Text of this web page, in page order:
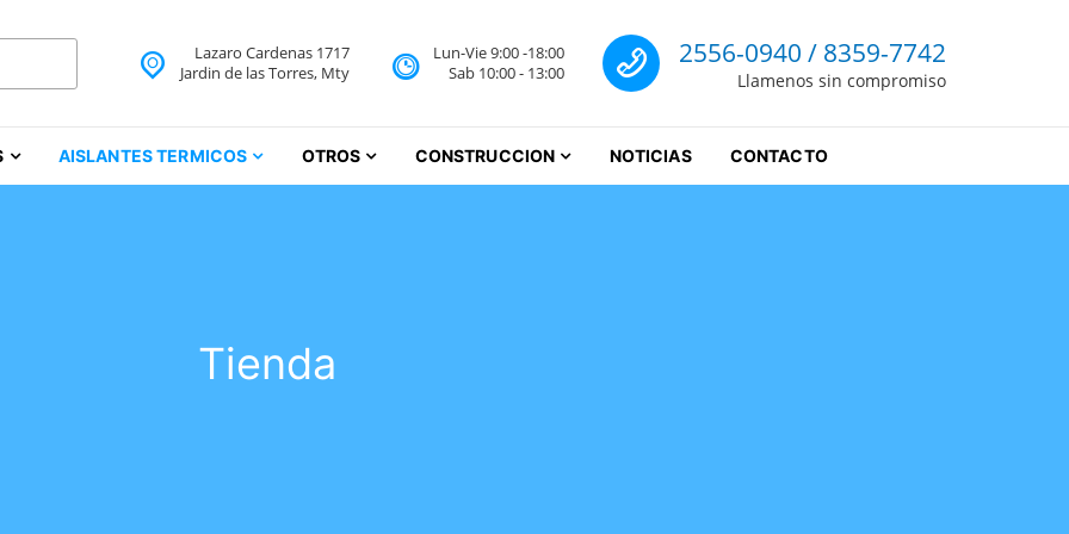
Aislantes Térmicos Monterrey
AISLANTES TERMICOS OTROS CONSTRUCCION NOTICIAS CONTACTO
Llamenos
2556-0940 / 8359-7742
Llamenos sin compromiso
Lun-Vie 9:00 -18:00
Sab 10:00 - 13:00
Lazaro Cardenas 1717
Jardin de las Torres, Mty
Tienda